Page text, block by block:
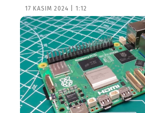
17 KASIM 2024 | 1:12